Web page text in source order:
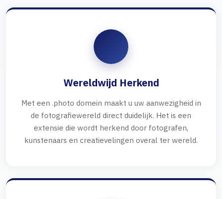
Wereldwijd Herkend
Met een .photo domein maakt u uw aanwezigheid in
de fotografiewereld direct duidelijk. Het is een
extensie die wordt herkend door fotografen,
kunstenaars en creatievelingen overal ter wereld.